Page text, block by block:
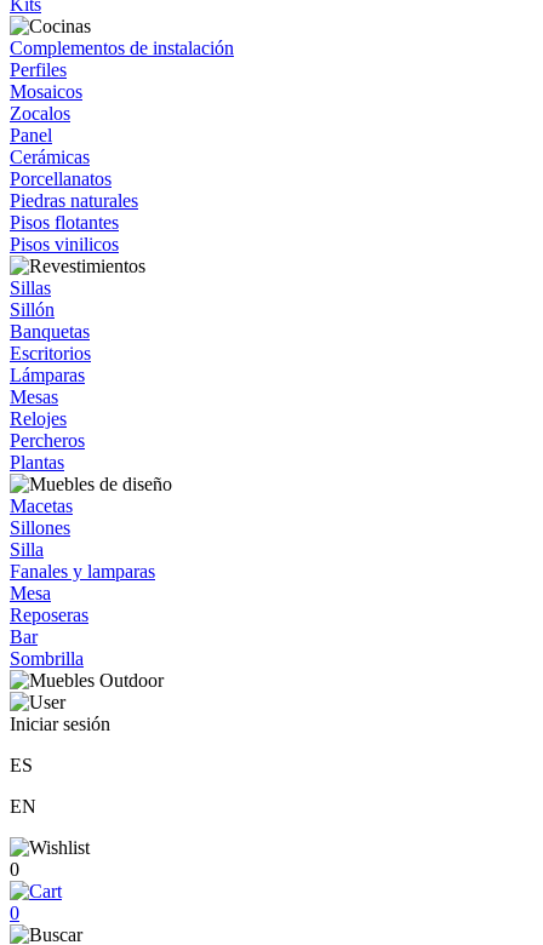
Kits
Complementos de instalación
Perfiles
Mosaicos
Zocalos
Panel
Cerámicas
Porcellanatos
Piedras naturales
Pisos flotantes
Pisos vinilicos
Sillas
Sillón
Banquetas
Escritorios
Lámparas
Mesas
Relojes
Percheros
Plantas
Macetas
Sillones
Silla
Fanales y lamparas
Mesa
Reposeras
Bar
Sombrilla
Iniciar sesión
ES
EN
0
0